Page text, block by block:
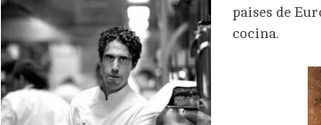
paises de
cocina.